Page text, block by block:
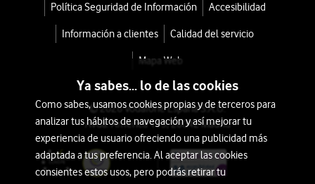
Política Seguridad de Información Accesibilidad
Información a clientes Calidad del servicio
Mapa Web
© 2026 Vodafone España S.A.U.
Avda. América 115, 28042 Madrid
Ya sabes... lo de las cookies
Como sabes, usamos cookies propias y de terceros para
analizar tus hábitos de navegación y así mejorar tu
experiencia de usuario ofreciendo una publicidad más
adaptada a tus preferencia. Al aceptar las cookies
consientes estos usos, pero podrás retirar tu